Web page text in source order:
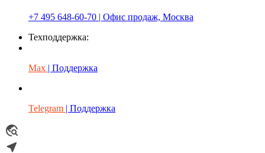
+7 495 648-60-70 | Офис продаж, Москва
Техподдержка:
Max | Поддержка
Telegram | Поддержка